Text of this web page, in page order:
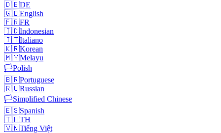
🇩🇪DE
🇬🇧English
🇫🇷FR
🇮🇩Indonesian
🇮🇹Italiano
🇰🇷Korean
🇲🇾Melayu
🏳️Polish
🇧🇷Portuguese
🇷🇺Russian
🏳️Simplified Chinese
🇪🇸Spanish
🇹🇭TH
🇻🇳Tiếng Việt